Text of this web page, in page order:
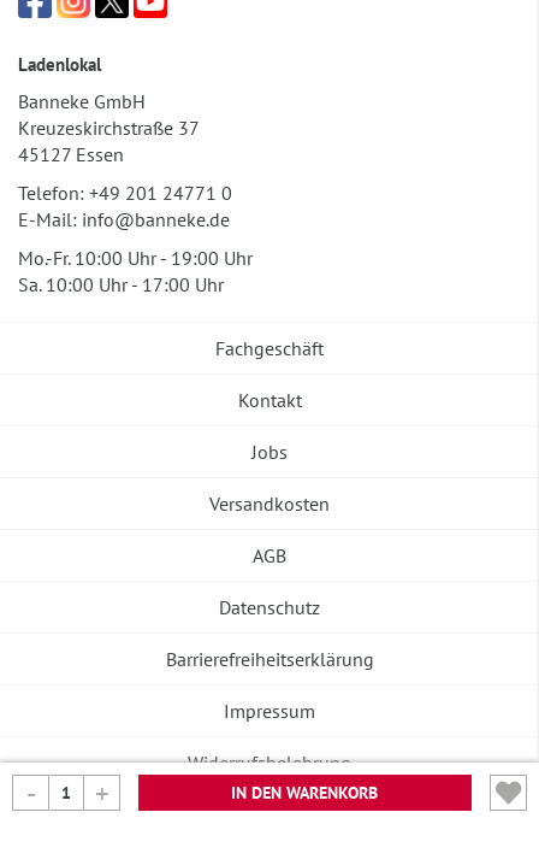
IN DEN WARENKORB
Ladenlokal
Banneke GmbH
Kreuzeskirchstraße 37
45127 Essen
Telefon: +49 201 24771 0
E-Mail: info@banneke.de
Mo.-Fr. 10:00 Uhr - 19:00 Uhr
Sa. 10:00 Uhr - 17:00 Uhr
Fachgeschäft
Kontakt
Jobs
Versandkosten
AGB
Datenschutz
Barrierefreiheitserklärung
Impressum
Widerrufsbelehrung
Vertrag widerrufen